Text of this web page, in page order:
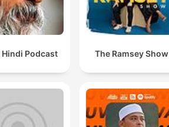
Hindi Podcast The Ramsey Show